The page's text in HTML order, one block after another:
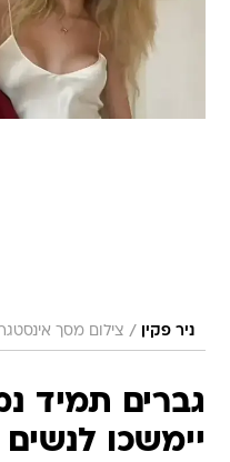
ניר פקין / צילום מסך
גברים תמיד
יימשכו